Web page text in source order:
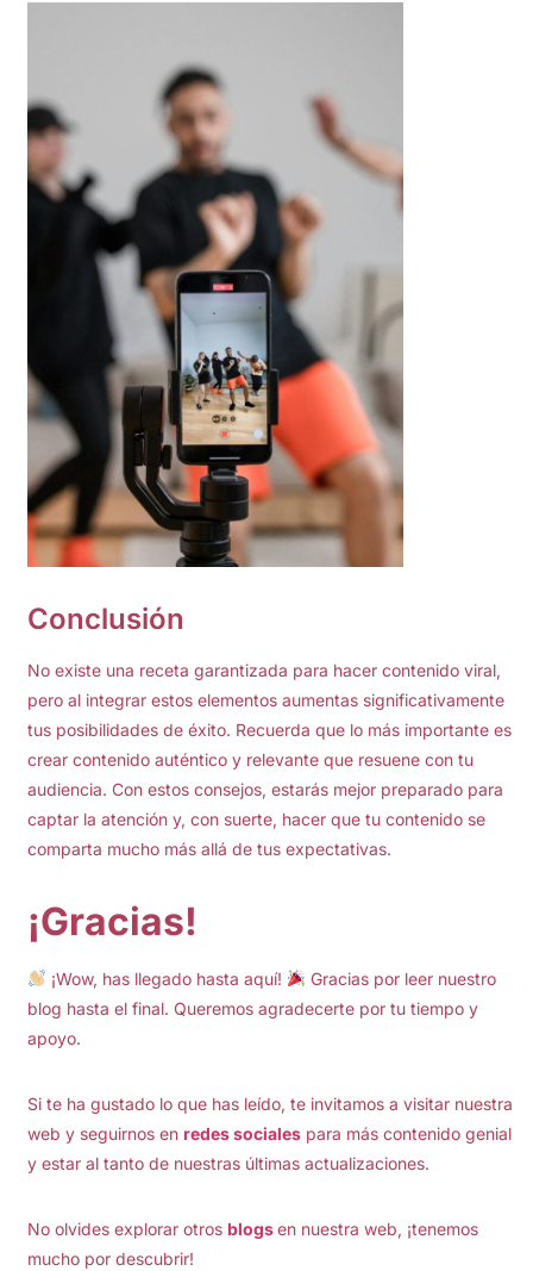
Conclusión
No existe una receta garantizada para hacer contenido viral,
pero al integrar estos elementos aumentas significativamente
tus posibilidades de éxito. Recuerda que lo más importante es
crear contenido auténtico y relevante que resuene con tu
audiencia. Con estos consejos, estarás mejor preparado para
captar la atención y, con suerte, hacer que tu contenido se
comparta mucho más allá de tus expectativas.
¡Gracias!
¡Wow, has llegado hasta aquí!
Gracias por leer nuestro
blog hasta el final. Queremos agradecerte por tu tiempo y
apoyo.
Si te ha gustado lo que has leído, te invitamos a visitar nuestra
web y seguirnos enredes sociales para más contenido genial
y estar al tanto de nuestras últimas actualizaciones.
No olvides explorar otrosblogs en nuestra web, ¡tenemos
mucho por descubrir!